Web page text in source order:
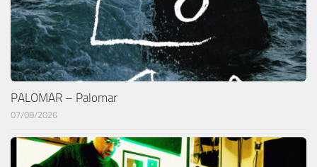
PALOMAR – Palomar
07/08/2026